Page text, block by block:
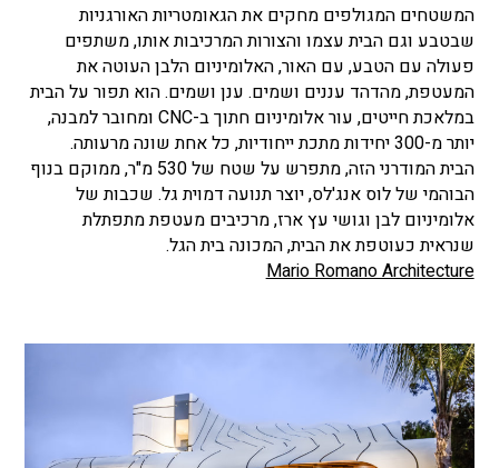
המשטחים המגולפים מחקים את הגאומטריות האורגניות
שבטבע וגם הבית עצמו והצורות המרכיבות אותו, משתפים
פעולה עם הטבע, עם האור, האלומיניום הלבן העוטה את
המעטפת, מהדהד עננים ושמים. ענן ושמים. הוא תפור על הבית
במלאכת חייטים, עור אלומיניום חתוך ב-CNC ומחובר למבנה,
יותר מ-300 יחידות מתכת ייחודיות, כל אחת שונה מרעותה.
הבית המודרני הזה, מתפרש על שטח של 530 מ"ר, ממוקם בנוף
הבוהמי של לוס אנג'לס, יוצר תנועה דמוית גל. שכבות של
אלומיניום לבן וגושי עץ ארז, מרכיבים מעטפת מתפתלת
שנראית כעוטפת את הבית, המכונה בית הגל.
Mario Romano Architecture